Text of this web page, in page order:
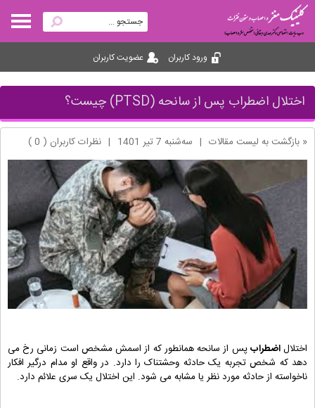
ورود کاربران عضویت کاربران
اختلال اضطراب پس از سانحه (PTSD) چیست؟
« بازگشت به لیست مقالات | ﺳﻪشنبه 7 تير 1401 | نظرات کاربران ( 0 )
اختلالاضطرابپس از سانحه همانطور که از اسمش مشخص است زمانی رخ می
دهد که شخص تجربه یک حادثه وحشتناک را دارد. در واقع او مدام درگیر افکار
ناخواسته از حادثه مورد نظر یا مشابه می شود. این اختلال یک سری علائم دارد.